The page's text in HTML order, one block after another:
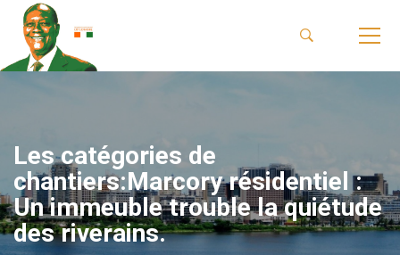
Les catégories de
chantiers:Marcory résidentiel :
Un immeuble trouble la quiétude
des riverains.